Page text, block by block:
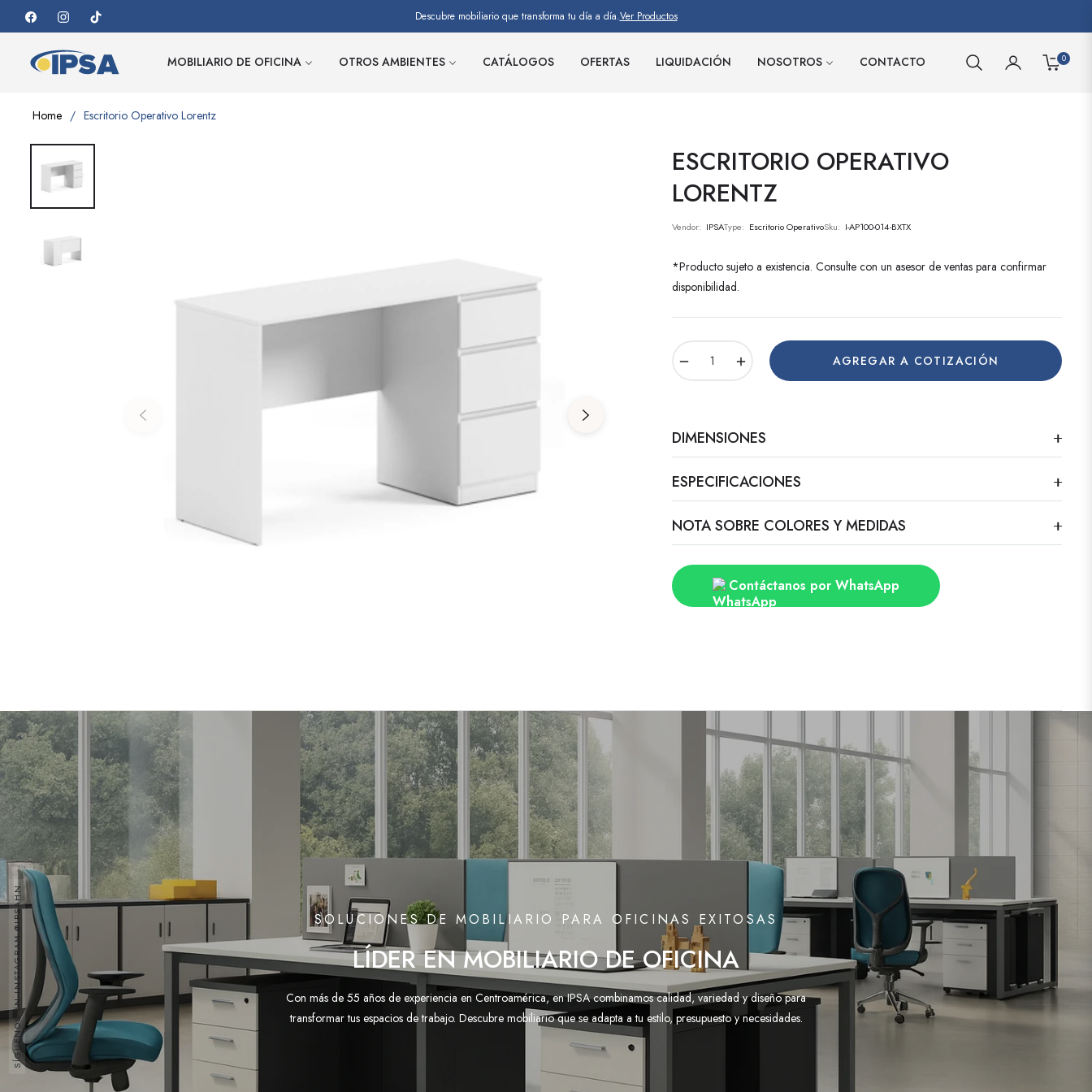
Descubre mobiliario que transforma tu día a día.Ver Productos
MOBILIARIO DE OFICINA OTROS AMBIENTES CATÁLOGOS OFERTAS LIQUIDACIÓN NOSOTROS CONTACTO CARRITO
0
SÍGUENOS EN INSTAGRAM @IPSAHN
Home / Escritorio Operativo Lorentz
ESCRITORIO OPERATIVO
LORENTZ
Vendor: IPSAType: Escritorio OperativoSku: I-AP100-014-BXTX
*Producto sujeto a existencia. Consulte con un asesor de ventas para confirmar
disponibilidad.
AGREGAR A COTIZACIÓN
DIMENSIONES
ESPECIFICACIONES
NOTA SOBRE COLORES Y MEDIDAS
Contáctanos por WhatsApp
SOLUCIONES DE MOBILIARIO PARA OFICINAS EXITOSAS
LÍDER EN MOBILIARIO DE OFICINA
Con más de 55 años de experiencia en Centroamérica, en IPSA combinamos calidad, variedad y diseño para
transformar tus espacios de trabajo. Descubre mobiliario que se adapta a tu estilo, presupuesto y necesidades.